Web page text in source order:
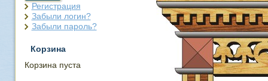
Регистрация
Забыли логин?
Забыли пароль?
Корзина
Корзина пуста